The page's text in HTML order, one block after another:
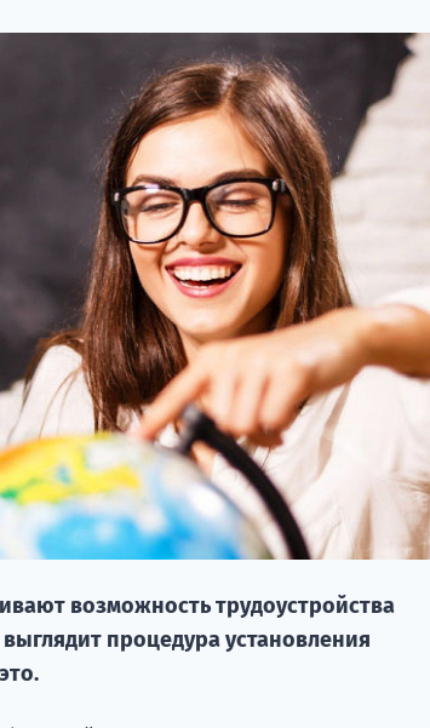
возможность трудоустройства
процедура установления